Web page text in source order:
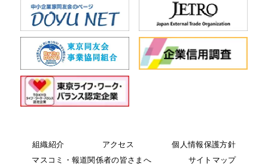
組織紹介 アクセス
個人情報保護方針
マスコミ・報道関係者の皆さまへ
サイトマップ